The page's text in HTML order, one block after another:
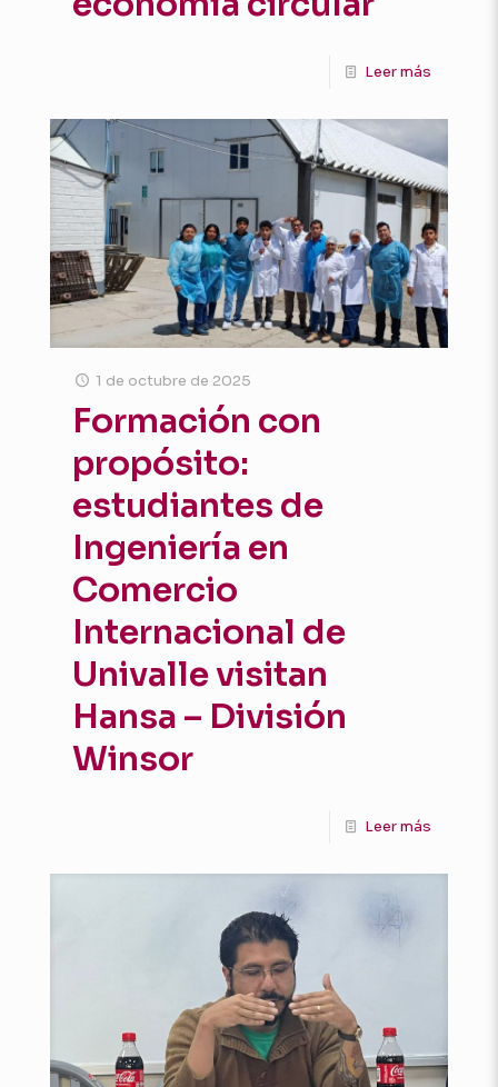
Leer más
1 de octubre de 2025
Formación con
propósito:
estudiantes de
Ingeniería en
Comercio
Internacional de
Univalle visitan
Hansa – División
Winsor
Leer más